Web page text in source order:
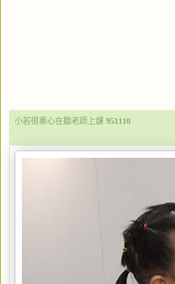
小若很專心在聽老師上課 951110